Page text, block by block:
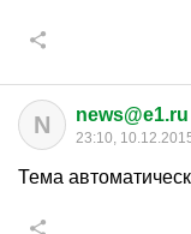
N news@e1.ru
23:10,
Тема